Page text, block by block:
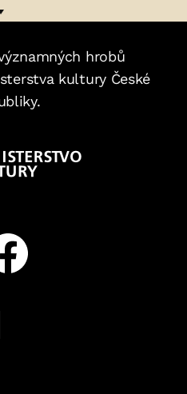
hrobů
kultury České